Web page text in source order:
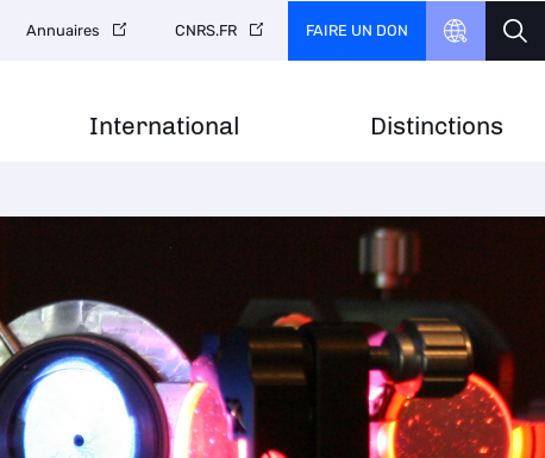
International Distinctions
Annuaires CNRS.FR FAIRE UN DON